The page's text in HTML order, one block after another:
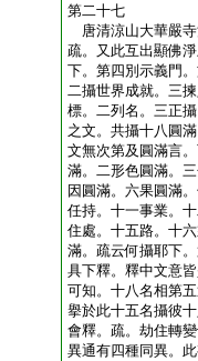
第二十七
唐清涼山大華嚴
疏。又此互出顯佛
下。第四別示義門
二攝世界成就。三
標。二列名。三正
之文。共攝十八圓
文無次第及圓滿言
滿。二形色圓滿。
因圓滿。六果圓滿
任持。十一事業。
住處。十五路。十
滿。疏云何攝耶下
具下釋。釋中文意
可知。十八名相第
擧於此十五名攝彼
會釋。疏。劫住轉
異通有四種同異。